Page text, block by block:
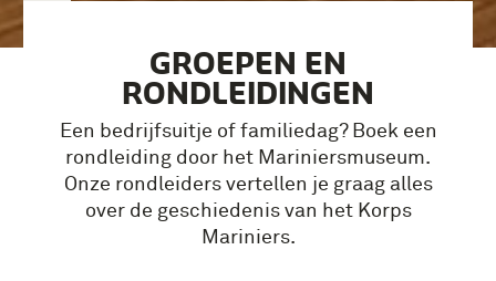
GROEPEN EN
RONDLEIDINGEN
Een bedrijfsuitje of familiedag? Boek een
rondleiding door het Mariniersmuseum.
Onze rondleiders vertellen je graag alles
over de geschiedenis van het Korps
Mariniers.